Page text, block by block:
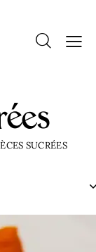
SUCRÉES